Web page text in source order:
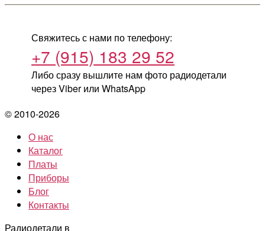
Свяжитесь с нами по телефону:
+7 (915) 183 29 52
Либо сразу вышлите нам фото радиодетали
через Viber или WhatsApp
© 2010-2026
О нас
Каталог
Платы
Приборы
Блог
Контакты
Радиодетали в